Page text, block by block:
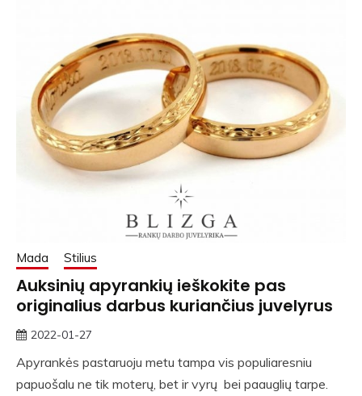
Mada Stilius
Auksinių apyrankių ieškokite pas
originalius darbus kuriančius juvelyrus
2022-01-27
Apyrankės pastaruoju metu tampa vis populiaresniu
papuošalu ne tik moterų, bet ir vyrų bei paauglių tarpe.